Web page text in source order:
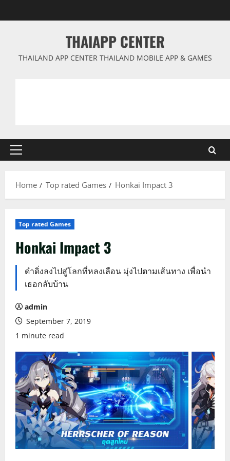
to
THAIAPP CENTER
THAILAND APP CENTER THAILAND MOBILE APP & GAMES
Primary
Home
Top rated Games Honkai Impact 3
Top rated Games
Honkai Impact 3
ดำดิ่งลงไปสู่โลกที่หลงเลือน มุ่งไปตามเส้นทาง เพื่อนำ
เธอกลับบ้าน
admin
September 7, 2019
1 minute read